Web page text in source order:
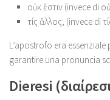
οὐκ ἔστιν (invece di
τίς ἄλλος; (invece di
L’apostrofo era
garantire una pronuncia
Dieresi